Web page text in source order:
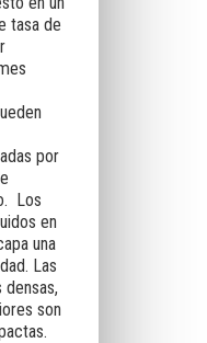
tasa de
por
Los
en
una
Las
densas,
son